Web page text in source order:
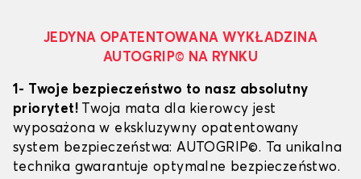
JEDYNA OPATENTOWANA WYKŁADZINA
AUTOGRIP© NA RYNKU
1- Twoje bezpieczeństwo to nasz absolutny
priorytet! Twoja mata dla kierowcy jest
wyposażona w ekskluzywny opatentowany
system bezpieczeństwa: AUTOGRIP©. Ta unikalna
technika gwarantuje optymalne bezpieczeństwo.